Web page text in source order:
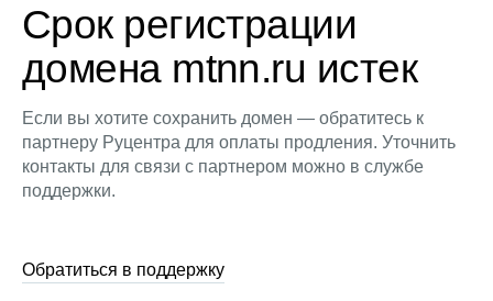
Срок регистрации
домена mtnn.ru истек
Если вы хотите сохранить домен — обратитесь к
партнеру Руцентра для оплаты продления. Уточнить
контакты для связи с партнером можно в службе
поддержки.
Обратиться в поддержку